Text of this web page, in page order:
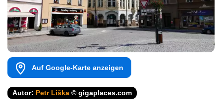
Auf Google-Karte anzeigen
Autor: Petr Liška © gigaplaces.com